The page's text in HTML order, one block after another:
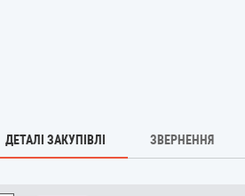
ДЕТАЛІ ЗАКУПІВЛІ ЗВЕРНЕННЯ